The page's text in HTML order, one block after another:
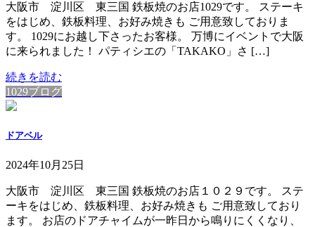
大阪市 淀川区 東三国 鉄板焼のお店1029です。 ステーキ
をはじめ、鉄板料理、お好み焼きも ご用意致しておりま
す。 1029にお越し下さったお客様。 万博にイベントで大阪
に来られました！ パティシエの「TAKAKO」さ […]
続きを読む
1029ブログ
ドアベル
2024年10月25日
大阪市 淀川区 東三国 鉄板焼のお店１０２９です。 ステ
ーキをはじめ、鉄板料理、お好み焼きも ご用意致しており
ます。 お店のドアチャイムが一昨日から鳴りにくくなり、